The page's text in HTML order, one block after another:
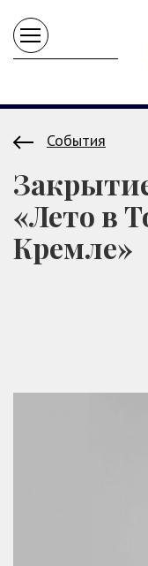
События
«Лето в
Кремле»